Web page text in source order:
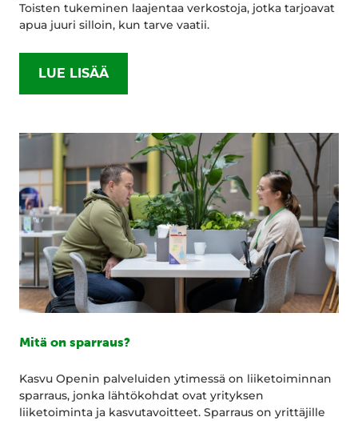
Toisten tukeminen laajentaa verkostoja, jotka tarjoavat
apua juuri silloin, kun tarve vaatii.
LUE LISÄÄ
Mitä on sparraus?
Kasvu Openin palveluiden ytimessä on liiketoiminnan
sparraus, jonka lähtökohdat ovat yrityksen
liiketoiminta ja kasvutavoitteet. Sparraus on yrittäjille